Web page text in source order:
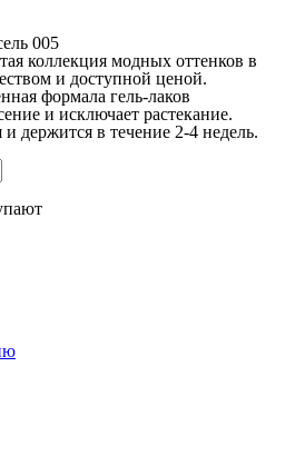
005
коллекция модных оттенков в
и доступной ценой.
формала гель-лаков
и исключает растекание.
держится в течение 2-4 недель.